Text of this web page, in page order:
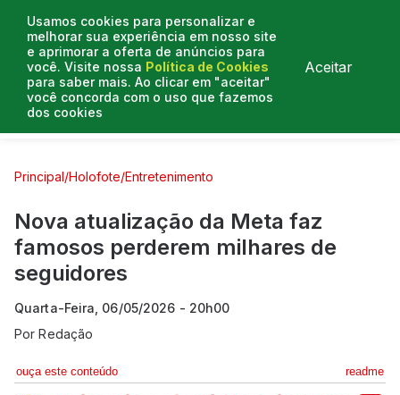
Usamos cookies para personalizar e
melhorar sua experiência em nosso site
e aprimorar a oferta de anúncios para
você. Visite nossa Política de Cookies
para saber mais. Ao clicar em "aceitar"
você concorda com o uso que fazemos
dos cookies
Aceitar
Curtas e Venenosas
Principal/Holofote/Entretenimento
Nova atualização da Meta faz
famosos perderem milhares de
seguidores
Quarta-Feira, 06/05/2026 - 20h00
PorRedação
ouça este conteúdo readme